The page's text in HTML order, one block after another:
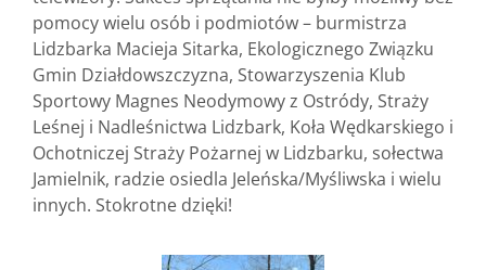
pomocy wielu osób i podmiotów – burmistrza
Lidzbarka Macieja Sitarka, Ekologicznego Związku
Gmin Działdowszczyzna, Stowarzyszenia Klub
Sportowy Magnes Neodymowy z Ostródy, Straży
Leśnej i Nadleśnictwa Lidzbark, Koła Wędkarskiego i
Ochotniczej Straży Pożarnej w Lidzbarku, sołectwa
Jamielnik, radzie osiedla Jeleńska/Myśliwska i wielu
innych. Stokrotne dzięki!